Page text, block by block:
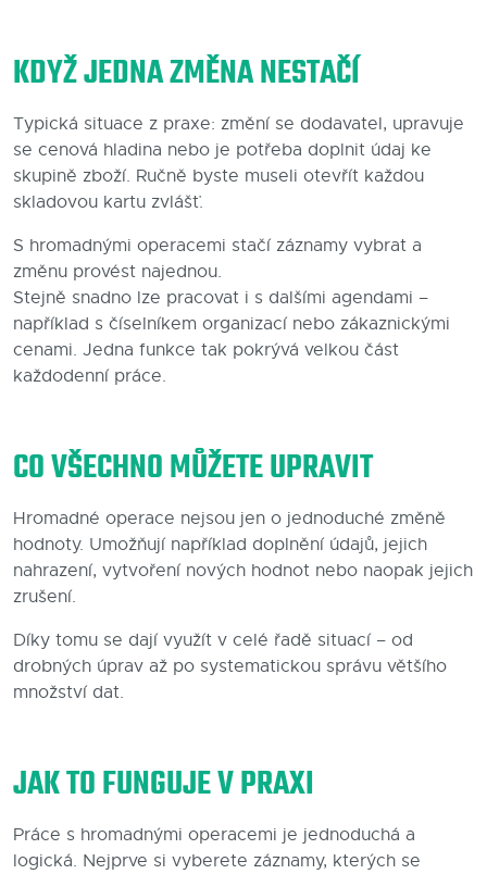
KDYŽ JEDNA ZMĚNA NESTAČÍ
Typická situace z praxe: změní se dodavatel, upravuje
se cenová hladina nebo je potřeba doplnit údaj ke
skupině zboží. Ručně byste museli otevřít každou
skladovou kartu zvlášť.
S hromadnými operacemi stačí záznamy vybrat a
změnu provést najednou.
Stejně snadno lze pracovat i s dalšími agendami –
například s číselníkem organizací nebo zákaznickými
cenami. Jedna funkce tak pokrývá velkou část
každodenní práce.
CO VŠECHNO MŮŽETE UPRAVIT
Hromadné operace nejsou jen o jednoduché změně
hodnoty. Umožňují například doplnění údajů, jejich
nahrazení, vytvoření nových hodnot nebo naopak jejich
zrušení.
Díky tomu se dají využít v celé řadě situací – od
drobných úprav až po systematickou správu většího
množství dat.
JAK TO FUNGUJE V PRAXI
Práce s hromadnými operacemi je jednoduchá a
logická. Nejprve si vyberete záznamy, kterých se